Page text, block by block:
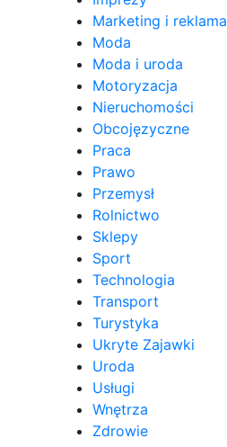
Marketing i reklama
Moda
Moda i uroda
Motoryzacja
Nieruchomości
Obcojęzyczne
Praca
Prawo
Przemysł
Rolnictwo
Sklepy
Sport
Technologia
Transport
Turystyka
Ukryte Zajawki
Uroda
Usługi
Wnętrza
Zdrowie